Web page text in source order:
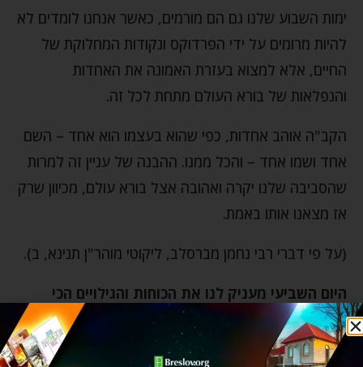
ימות השבוע שלנו גם הם מורמים, כאשר אנחנו לומדים לא
להיות מרומים על ידי הפרדוקס ונקודות המחלוקת של
החיים, אלא למצוא בעזרת האמונה את האחדות
והנפלאות של בורא העולם מתחת לכל זה.
הקב"ה אוהב אחדות, כפי שהוא בעצמו הוא אחד – השם
אחד ושמו אחד – והכל ממנו. ההבנה של עניין זה למרות
שהסביבה שלנו יקרה ואהובה אצל בורא עולם, מכיוון שרק
אז מצאנו אותו באמת.
(על פי דברי רבי נחמן מברסלב, ליקוטי מוהר"ן תנינא, ב).
היום השביעי מעניק לנו את הכוחות והגילויים הכי
קסומים ונפלאים של סודות השבת. בואו להתעלות
לגלות עוד דברים קסומים על היום הכי מיוחד